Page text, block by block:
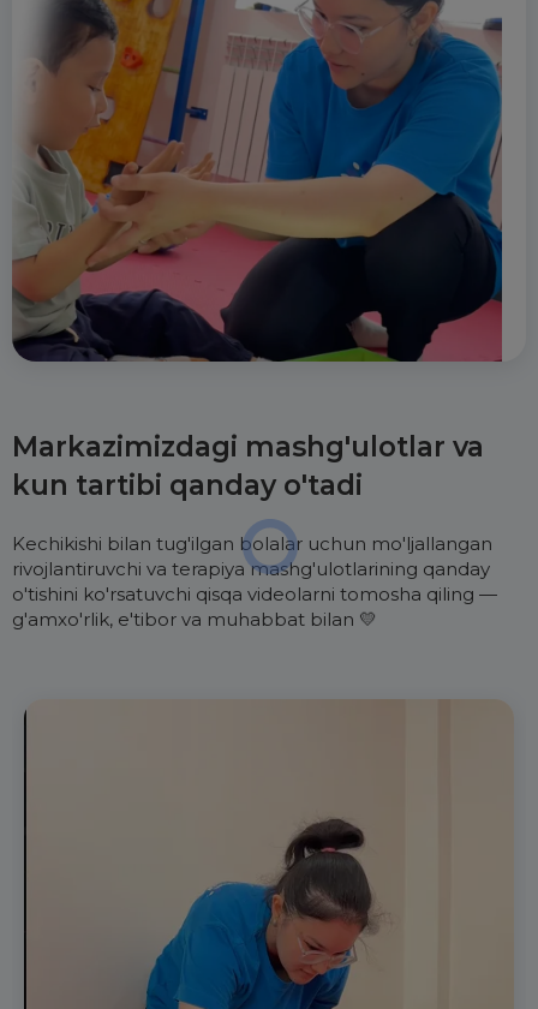
Markazimizdagi mashg'ulotlar va
kun tartibi qanday o'tadi
Kechikishi bilan tug'ilgan bolalar uchun mo'ljallangan
rivojlantiruvchi va terapiya mashg'ulotlarining qanday
o'tishini ko'rsatuvchi qisqa videolarni tomosha qiling —
g'amxo'rlik, e'tibor va muhabbat bilan 💛